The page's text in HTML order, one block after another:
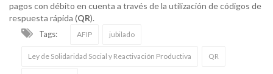
pagos con débito en cuenta a través de la utilización de códigos de
respuesta rápida (QR).
Tags: AFIP jubilado
Ley de Solidaridad Social y Reactivación Productiva QR